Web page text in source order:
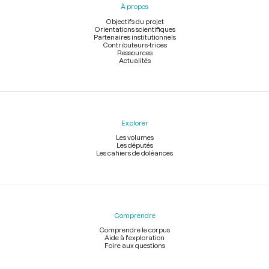
À propos
Objectifs du projet
Orientations scientifiques
Partenaires institutionnels
Contributeurs-trices
Ressources
Actualités
Explorer
Les volumes
Les députés
Les cahiers de doléances
Comprendre
Comprendre le corpus
Aide à l'exploration
Foire aux questions